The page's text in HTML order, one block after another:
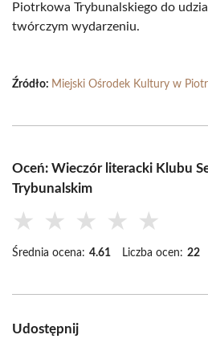
Piotrkowa Trybunalskiego do
twórczym wydarzeniu.
Źródło: Miejski Ośrodek Kultury w
Oceń: Wieczór literacki Klubu
Trybunalskim
★ ★ ★ ★ ★
Średnia ocena: 4.61 Liczba ocen: 22
Udostępnij